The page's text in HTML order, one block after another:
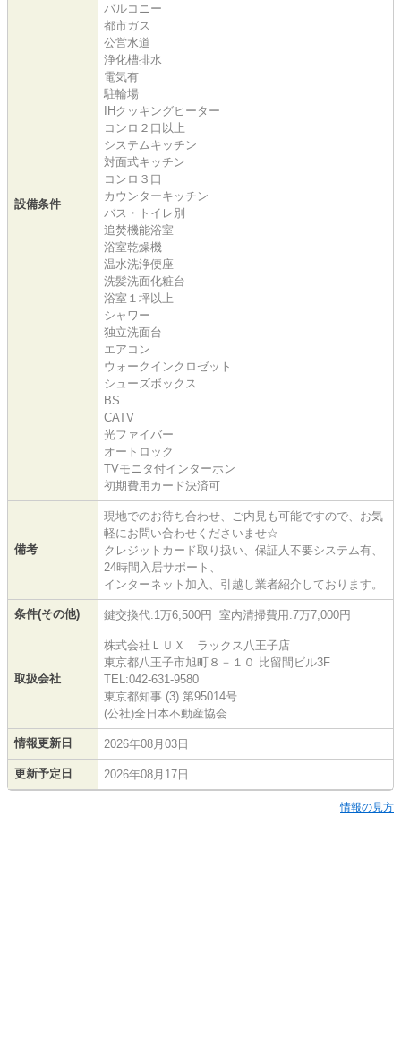
設備条件
バルコニー
都市ガス
公営水道
浄化槽排水
電気有
駐輪場
IHクッキングヒーター
コンロ２口以上
システムキッチン
対面式キッチン
コンロ３口
カウンターキッチン
バス・トイレ別
追焚機能浴室
浴室乾燥機
温水洗浄便座
洗髪洗面化粧台
浴室１坪以上
シャワー
独立洗面台
エアコン
ウォークインクロゼット
シューズボックス
BS
CATV
光ファイバー
オートロック
TVモニタ付インターホン
初期費用カード決済可
備考
現地でのお待ち合わせ、ご内見も可能ですので、お気
軽にお問い合わせくださいませ☆
クレジットカード取り扱い、保証人不要システム有、
24時間入居サポート、
インターネット加入、引越し業者紹介しております。
条件(その他) 鍵交換代:1万6,500円 室内清掃費用:7万7,000円
取扱会社
株式会社ＬＵＸ ラックス八王子店
東京都八王子市旭町８－１０ 比留間ビル3F
TEL:042-631-9580
東京都知事 (3) 第95014号
(公社)全日本不動産協会
情報更新日 2026年08月03日
更新予定日 2026年08月17日
情報の見方